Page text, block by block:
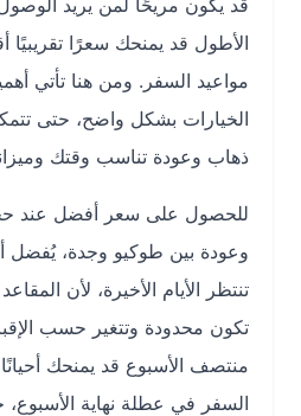
قد يكون مريحًا لمن يريد الوصول
الأطول قد يمنحك سعرًا تقريبيًا أقل
مواعيد السفر. ومن هنا تأتي أهمية
الخيارات بشكل واضح، حتى تتمكن من
ذهاب وعودة تناسب وقتك وميزانيتك
للحصول على سعر أفضل عند حجز
وعودة بين طوكيو وجدة، يُفضل أن
تنتظر الأيام الأخيرة، لأن المقاعد
تكون محدودة وتتغير حسب الإقبال.
منتصف الأسبوع قد يمنحك أحيانًا
السفر في عطلة نهاية الأسبوع،